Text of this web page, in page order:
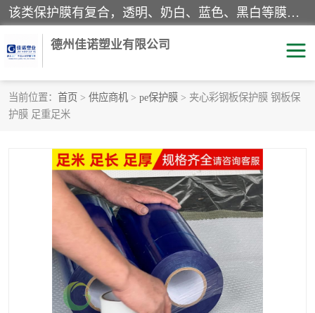
该类保护膜有复合，透明、奶白、蓝色、黑白等膜型。特高粘，高粘，中高粘，中粘，中低粘，低粘等。对于不同的粘力要求有相应的产品相适配。无胶渍残留污染。在较宽的收卷幅度下平整无皱纹，收卷长度大，利于机械化及自动化施工粘贴。为您的产品提供的表面保护解决方案。 产品广泛适用于：铝材、不锈钢、金属、塑料、电子、家电、家具、玻璃、化工材料、装饰材料等。
德州佳诺塑业有限公司
当前位置： 首页 > 供应商机 > pe保护膜 > 夹心彩钢板保护膜 钢板保
护膜 足重足米
pe保护膜
地毯保护膜 家具保护膜
拉伸缠绕膜 透明保护膜
乳白保护膜
明蓝保护膜 纯黑保护膜
印字保护膜 彩钢板保护膜